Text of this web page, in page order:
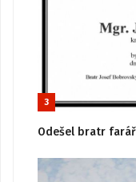
3
Odešel bratr